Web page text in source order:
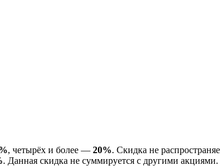
, четырёх и более — 20%. Скидка не
. Данная скидка не суммируется с другими акциями.